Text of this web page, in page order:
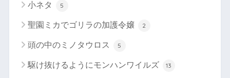
小ネタ 5
聖園ミカでゴリラの加護令嬢 2
頭の中のミノタウロス 5
駆け抜けるようにモンハンワイルズ 13